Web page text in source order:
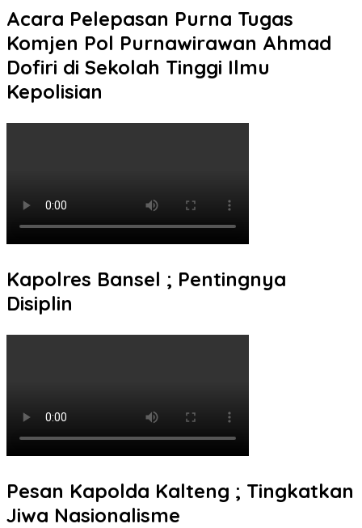
Acara Pelepasan Purna Tugas
Komjen Pol Purnawirawan Ahmad
Dofiri di Sekolah Tinggi Ilmu
Kepolisian
Kapolres Bansel ; Pentingnya
Disiplin
Pesan Kapolda Kalteng ; Tingkatkan
Jiwa Nasionalisme